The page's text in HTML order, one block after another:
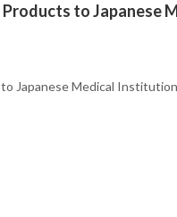
to Japanese
Japanese Medical